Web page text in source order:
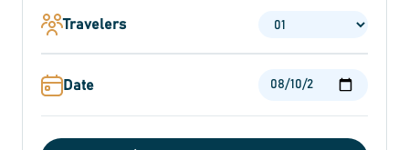
Travelers
Date